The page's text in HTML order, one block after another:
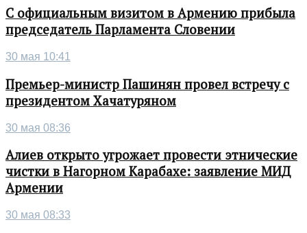
С официальным визитом в Армению прибыла
председатель Парламента Словении
30 мая 10:41
Премьер-министр Пашинян провел встречу с
президентом Хачатуряном
30 мая 08:36
Алиев открыто угрожает провести этнические
чистки в Нагорном Карабахе: заявление МИД
Армении
30 мая 08:33